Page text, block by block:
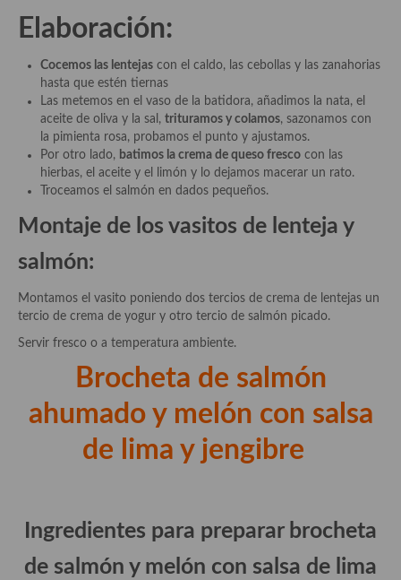
Cocina Sudafrinaca
Cocina del Congo
Cocina Sefardí
Cocina Yoshoku
Cocina callejera
Cocina Aragonesa
Cocina Balear
Cocina Canaria
Cocina Castellana
Cocina Catalana
Cocina Extremeña
Elaboración:
Cocemos las lentejas con el caldo, las cebollas y las zanahorias
hasta que estén tiernas
Las metemos en el vaso de la batidora, añadimos la nata, el
aceite de oliva y la sal, trituramos y colamos, sazonamos con
la pimienta rosa, probamos el punto y ajustamos.
Por otro lado, batimos la crema de queso fresco con las
hierbas, el aceite y el limón y lo dejamos macerar un rato.
Troceamos el salmón en dados pequeños.
Montaje de los vasitos de lenteja y
salmón:
Montamos el vasito poniendo dos tercios de crema de lentejas un
tercio de crema de yogur y otro tercio de salmón picado.
Servir fresco o a temperatura ambiente.
Brocheta de salmón
ahumado y melón con salsa
de lima y jengibre
Ingredientes para preparar brocheta
de salmón y melón con salsa de lima